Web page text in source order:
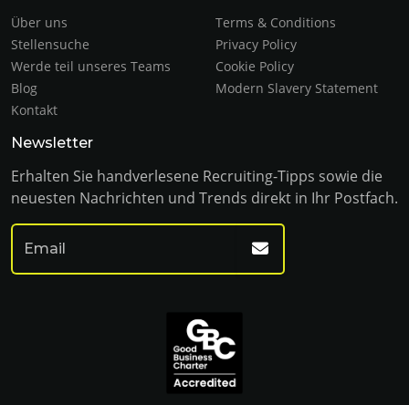
Über uns
Stellensuche
Werde teil unseres Teams
Blog
Kontakt
Terms & Conditions
Privacy Policy
Cookie Policy
Modern Slavery Statement
Newsletter
Erhalten Sie handverlesene Recruiting-Tipps sowie die
neuesten Nachrichten und Trends direkt in Ihr Postfach.